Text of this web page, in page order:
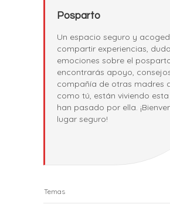
Posparto
Un espacio seguro y
compartir experiencias,
emociones sobre el
encontrarás apoyo,
compañía de otras madres
como tú, están viviendo
han pasado por ella.
lugar seguro!
Temas